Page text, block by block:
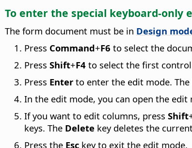
To enter the special keyboard-only
The form document must be in Design
Press Command+F6 to select the
Press Shift+F4 to select the first
Press Enter to enter the edit mode.
In the edit mode, you can open the
If you want to edit columns, press Shift
keys. The Delete key deletes the
Press the Esc key to exit the edit mode.